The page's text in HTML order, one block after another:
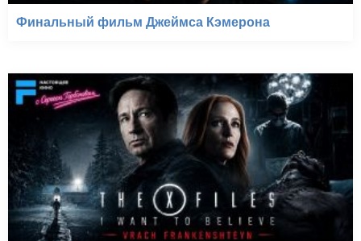
Финальный фильм Джеймса Кэмерона